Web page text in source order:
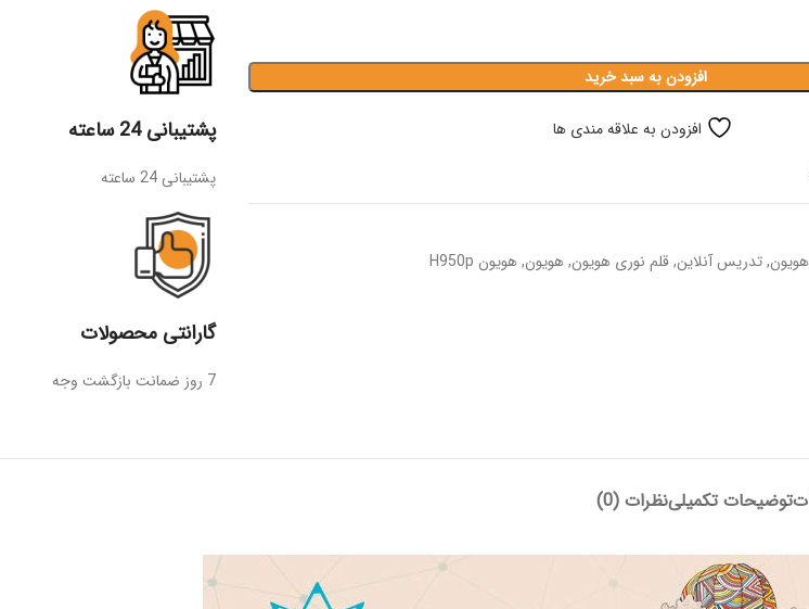
افزودن به سبد خرید
افزودن به علاقه مندی ها
,تدریس آنلاین,قلم نوری هویون,هویون,هویون H950p
پشتیبانی 24 ساعته
پشتیبانی 24 ساعته
گارانتی محصولات
7 روز ضمانت بازگشت وجه
توضیحات تکمیلینظرات (0)